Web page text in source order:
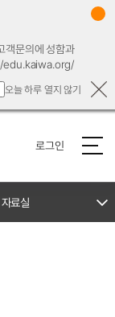
객문의에 성함과
edu.kaiwa.org/
오늘 하루 열지 않기
로그인
료실